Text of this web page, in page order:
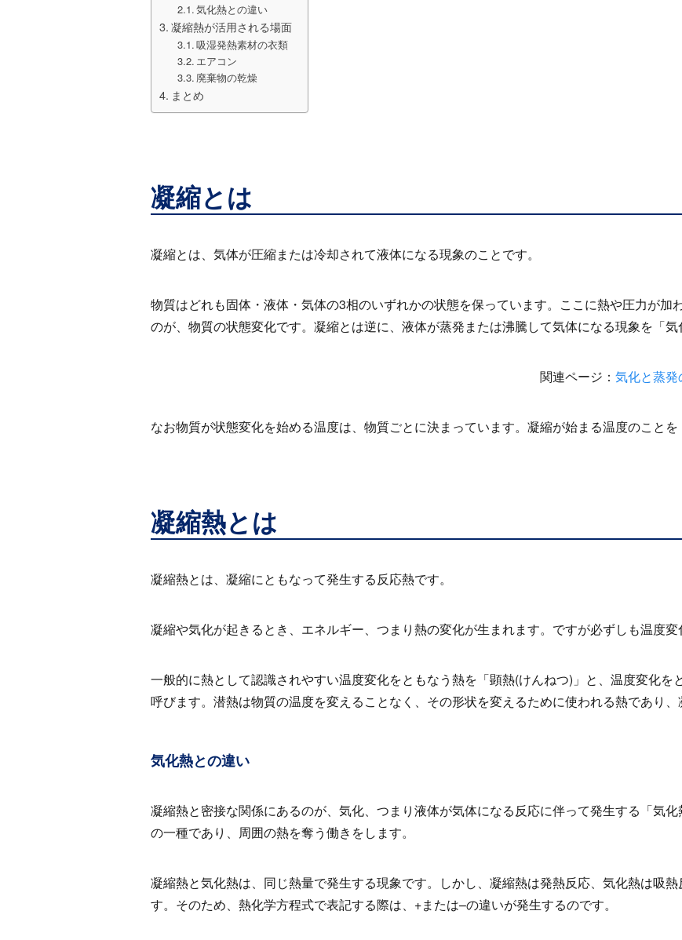
気化熱との違い
凝縮熱が活用される場面
吸湿発熱素材の衣類
エアコン
廃棄物の乾燥
まとめ
凝縮とは
凝縮とは、気体が圧縮または冷却されて液体になる現象のことです。
物質はどれも固体・液体・気体の3相のいずれかの状態を保っています。ここに熱や圧力が加わ
のが、物質の状態変化です。凝縮とは逆に、液体が蒸発または沸騰して気体になる現象を「気
関連ページ： 気化と蒸
なお物質が状態変化を始める温度は、物質ごとに決まっています。凝縮が始まる温度のことを
凝縮熱とは
凝縮熱とは、凝縮にともなって発生する反応熱です。
凝縮や気化が起きるとき、エネルギー、つまり熱の変化が生まれます。ですが必ずしも温度変
一般的に熱として認識されやすい温度変化をともなう熱を「顕熱(けんねつ) 」と、温度変化を
呼びます。潜熱は物質の温度を変えることなく、その形状を変えるために使われる熱であり、
気化熱との違い
凝縮熱と密接な関係にあるのが、気化、つまり液体が気体になる反応に伴って発生する「気
の一種であり、周囲の熱を奪う働きをします。
凝縮熱と気化熱は、同じ熱量で発生する現象です。しかし、凝縮熱は発熱反応、気化熱は吸
す。そのため、熱化学方程式で表記する際は、 +または–の違いが発生するのです。